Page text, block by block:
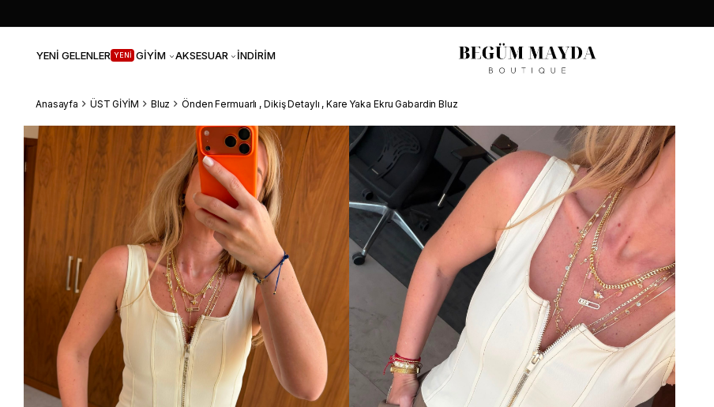
YENİ GELENLER YENİ GİYİM AKSESUAR İNDİRİM
Anasayfa ÜST GİYİM Bluz Önden Fermuarlı , Dikiş Detaylı , Kare Yaka Ekru Gabardin Bluz